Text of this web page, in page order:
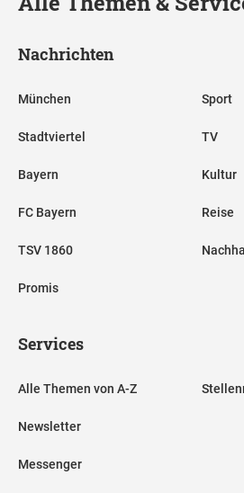
Nachrichten
München
Stadtviertel
Bayern
FC Bayern
TSV 1860
Promis
Sport
TV
Kultur
Reise
Services
Alle Themen von A-Z
Newsletter
Messenger